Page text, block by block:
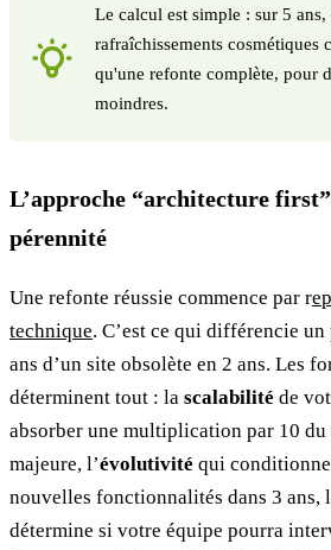
Le calcul est simple : sur 5 ans,
rafraîchissements cosmétiques
qu'une refonte complète, pour
moindres.
L’approche “architecture
pérennité
Une refonte réussie commence par r
technique. C’est ce qui différencie
ans d’un site obsolète en 2 ans. Les
déterminent tout : la scalabilité de
absorber une multiplication par 10
majeure, l’évolutivité qui
nouvelles fonctionnalités dans 3 ans,
détermine si votre équipe pourra